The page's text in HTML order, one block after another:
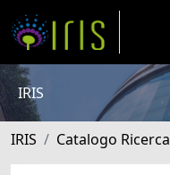
IRIS
IRIS Catalogo Ricerca